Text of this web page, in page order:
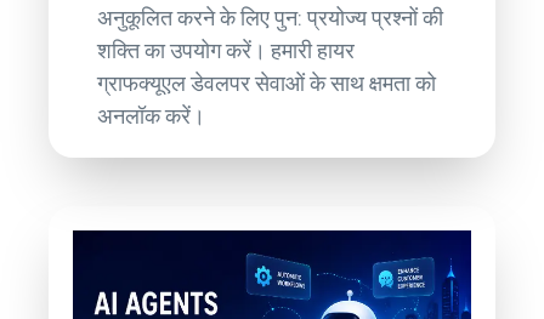
अनुकूलित करने के लिए पुन: प्रयोज्य प्रश्नों की
शक्ति का उपयोग करें। हमारी हायर
ग्राफक्यूएल डेवलपर सेवाओं के साथ क्षमता को
अनलॉक करें।